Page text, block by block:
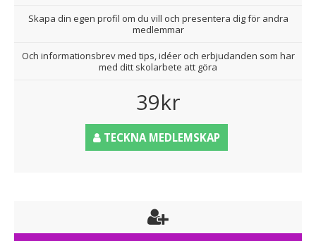
Skapa din egen profil om du vill och presentera dig för andra
medlemmar
Och informationsbrev med tips, idéer och erbjudanden som har
med ditt skolarbete att göra
39kr
TECKNA MEDLEMSKAP